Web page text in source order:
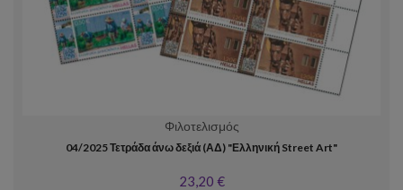
Φιλοτελισμός
04/2025 Τετράδα άνω δεξιά (ΑΔ) "Ελληνική Street Art"
23,20 €